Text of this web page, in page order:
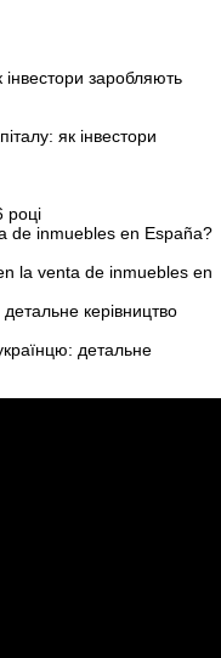
як інвестори
році
la venta de inmuebles en
детальне